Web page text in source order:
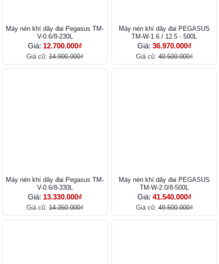
Máy nén khí dây đai Pegasus TM-
V-0.6/8-230L
Giá: 12.700.000₫
Giá cũ:14.900.000₫
Máy nén khí dây đai PEGASUS
TM-W-1.6 / 12.5 - 500L
Giá: 36.970.000₫
Giá cũ:40.500.000₫
Máy nén khí dây đai Pegasus TM-
V-0.6/8-330L
Giá: 13.330.000₫
Giá cũ:14.350.000₫
Máy nén khí dây đai PEGASUS
TM-W-2.0/8-500L
Giá: 41.540.000₫
Giá cũ:49.500.000₫